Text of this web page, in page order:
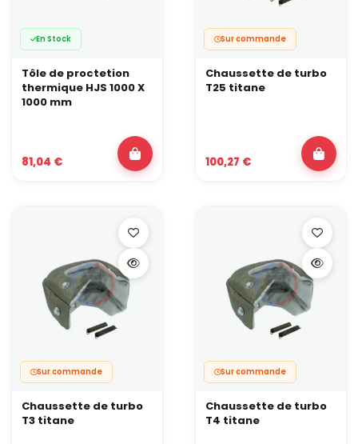
En Stock
Tôle de proctetion
thermique HJS 1000 X
1000 mm
81,04 €
Sur commande
Chaussette de turbo
T25 titane
100,27 €
Sur commande
Chaussette de turbo
T3 titane
Sur commande
Chaussette de turbo
T4 titane